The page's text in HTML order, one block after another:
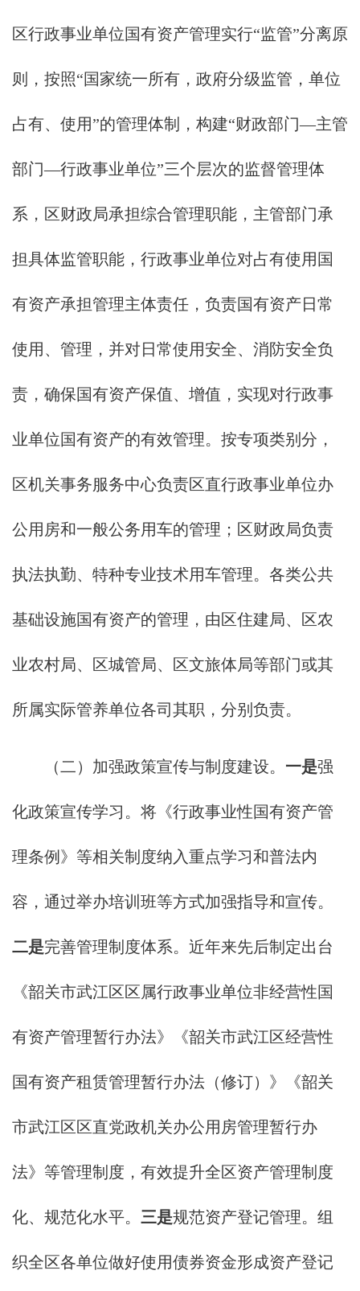
区行政事业单位国有资产管理实行“监管”分离原
则，按照“国家统一所有，政府分级监管，单位
占有、使用”的管理体制，构建“财政部门—主管
部门—行政事业单位”三个层次的监督管理体
系，区财政局承担综合管理职能，主管部门承
担具体监管职能，行政事业单位对占有使用国
有资产承担管理主体责任，负责国有资产日常
使用、管理，并对日常使用安全、消防安全负
责，确保国有资产保值、增值，实现对行政事
业单位国有资产的有效管理。按专项类别分，
区机关事务服务中心负责区直行政事业单位办
公用房和一般公务用车的管理；区财政局负责
执法执勤、特种专业技术用车管理。各类公共
基础设施国有资产的管理，由区住建局、区农
业农村局、区城管局、区文旅体局等部门或其
所属实际管养单位各司其职，分别负责。
（二）加强政策宣传与制度建设。 一是强
化政策宣传学习。将《行政事业性国有资产管
理条例》等相关制度纳入重点学习和普法内
容，通过举办培训班等方式加强指导和宣传。
二是完善管理制度体系。近年来先后制定出台
《韶关市武江区区属行政事业单位非经营性国
有资产管理暂行办法》《韶关市武江区经营性
国有资产租赁管理暂行办法（修订）》《韶关
市武江区区直党政机关办公用房管理暂行办
法》等管理制度，有效提升全区资产管理制度
化、规范化水平。 三是规范资产登记管理。组
织全区各单位做好使用债券资金形成资产登记